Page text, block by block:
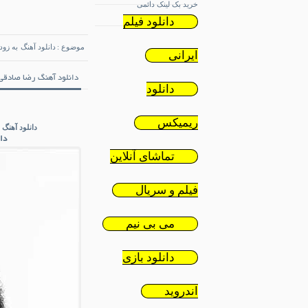
موضوع : به دانلود آهنگ
دانلود آهنگ رضا
دانلود
خرید بک لینک دائمی
دانلود فیلم
ایرانی
دانلود
ریمیکس
تماشای آنلاین
فیلم و سریال
می بی نیم
دانلود بازی
اندروید